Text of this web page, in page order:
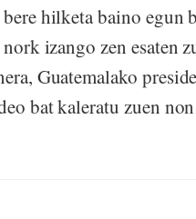
hilketa baino egun
izango zen esaten
Guatemalako
bat kaleratu zuen